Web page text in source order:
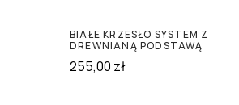
BIAŁE KRZESŁO SYSTEM Z
DREWNIANĄ PODSTAWĄ
255,00 zł